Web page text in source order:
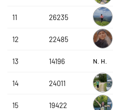
11 26235
12 22485
13 14196 N. H.
14 24011
15 19422